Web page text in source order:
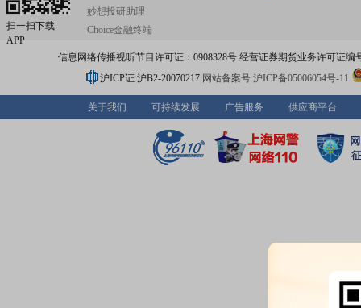
扫一扫下载
APP
妙想投研助理
Choice金融终端
信息网络传播视听节目许可证：0908328号 经营证券期货业务许可证编
沪ICP证:沪B2-20070217 网站备案号:沪ICP备05006054号-11
关于我们 可持续发展 广告服务 供应商平台